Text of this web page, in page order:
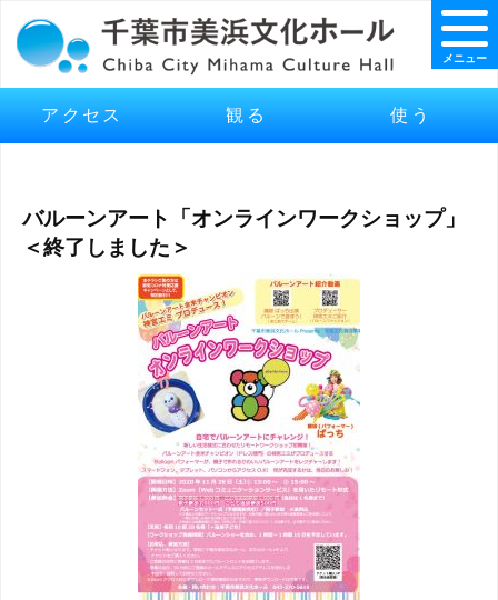
アクセス 観る 使う
メニュー
バルーンアート「オンラインワークショップ」
＜終了しました＞